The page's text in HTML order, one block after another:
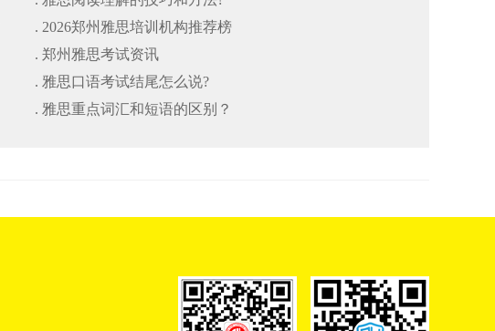
. 2026郑州雅思培训机构推荐榜
. 郑州雅思考试资讯
. 雅思口语考试结尾怎么说?
. 雅思重点词汇和短语的区别？